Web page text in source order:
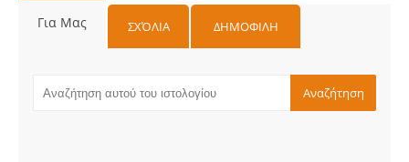
Για Μας ΣΧΌΛΙΑ ΔΗΜΟΦΙΛΗ